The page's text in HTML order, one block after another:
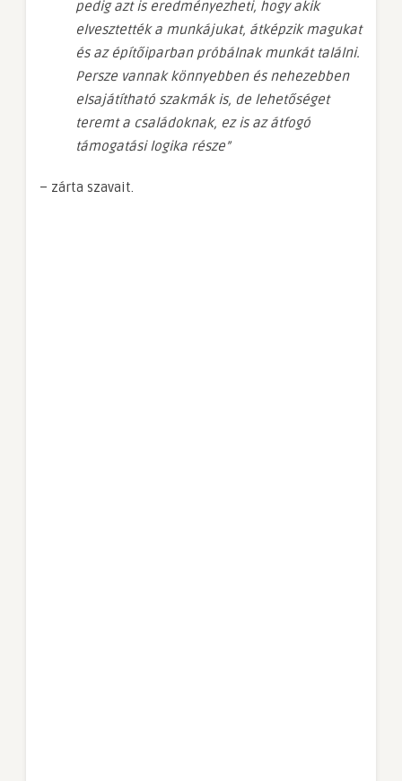
pedig azt is eredményezheti, hogy akik
elvesztették a munkájukat, átképzik magukat
és az építőiparban próbálnak munkát találni.
Persze vannak könnyebben és nehezebben
elsajátítható szakmák is, de lehetőséget
teremt a családoknak, ez is az átfogó
támogatási logika része”
– zárta szavait.